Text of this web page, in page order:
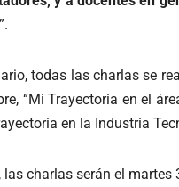
”.
todas las charlas se
“Mi Trayectoria en el
en la Industria
las charlas serán el